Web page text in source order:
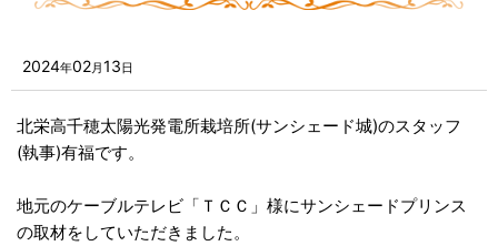
2024年02月13日
北栄高千穂太陽光発電所栽培所(サンシェード城)のスタッフ
(執事)有福です。
地元のケーブルテレビ「ＴＣＣ」様にサンシェードプリンス
の取材をしていただきました。